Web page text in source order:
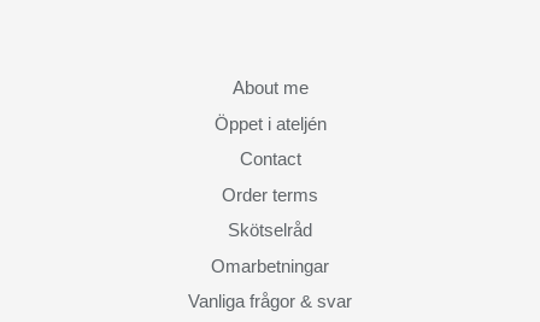
About me
Öppet i ateljén
Contact
Order terms
Skötselråd
Omarbetningar
Vanliga frågor & svar